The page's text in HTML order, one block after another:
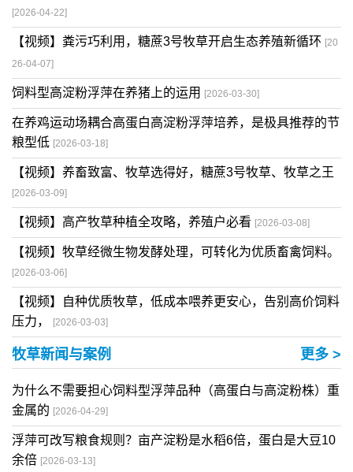
[2026-04-22]
【视频】粪污巧利用，糖蔗3号牧草开启生态养殖新循环 [20
26-04-07]
饲料型高淀粉浮萍在养猪上的运用 [2026-03-30]
在养鸡运动场耦合高蛋白高淀粉浮萍培养，是极具推荐的节
粮型低 [2026-03-18]
【视频】养畜致富、牧草选得好，糖蔗3号牧草、牧草之王
[2026-03-09]
【视频】高产牧草种植全攻略，养殖户必看 [2026-03-08]
【视频】牧草经微生物发酵处理，可转化为优质畜禽饲料。
[2026-03-06]
【视频】自种优质牧草，低成本喂养更安心，告别高价饲料
压力，
[2026-03-03]
牧草新闻与案例 更多 >
为什么不需要担心饲料型浮萍品种（高蛋白与高淀粉株）重
金属的 [2026-04-29]
浮萍可改写粮食规则？亩产淀粉是水稻6倍，蛋白是大豆10
余倍 [2026-03-13]